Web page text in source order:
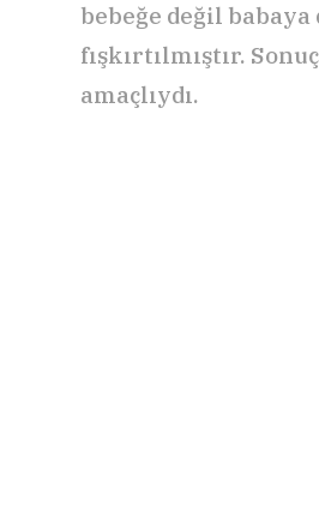
bebeğe değil babaya
fışkırtılmıştır.
amaçlıydı.